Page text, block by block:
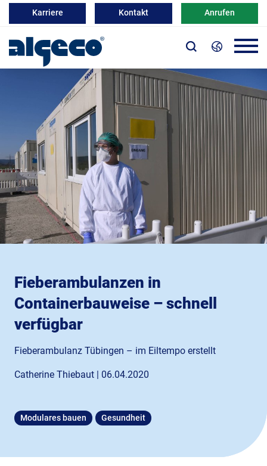
Karriere Kontakt Anrufen
Fieberambulanzen in
Containerbauweise – schnell
verfügbar
Fieberambulanz Tübingen – im Eiltempo erstellt
Catherine Thiebaut | 06.04.2020
Modulares bauen Gesundheit